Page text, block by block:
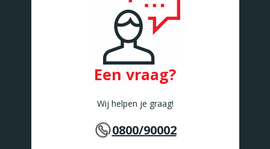
Een vraag?
Wij helpen je graag!
0800/90002